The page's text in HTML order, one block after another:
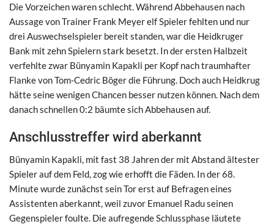
Die Vorzeichen waren schlecht. Während Abbehausen nach
Aussage von Trainer Frank Meyer elf Spieler fehlten und nur
drei Auswechselspieler bereit standen, war die Heidkruger
Bank mit zehn Spielern stark besetzt. In der ersten Halbzeit
verfehlte zwar Bünyamin Kapakli per Kopf nach traumhafter
Flanke von Tom-Cedric Böger die Führung. Doch auch Heidkrug
hätte seine wenigen Chancen besser nutzen können. Nach dem
danach schnellen 0:2 bäumte sich Abbehausen auf.
Anschlusstreffer wird aberkannt
Bünyamin Kapakli, mit fast 38 Jahren der mit Abstand ältester
Spieler auf dem Feld, zog wie erhofft die Fäden. In der 68.
Minute wurde zunächst sein Tor erst auf Befragen eines
Assistenten aberkannt, weil zuvor Emanuel Radu seinen
Gegenspieler foulte. Die aufregende Schlussphase läutete